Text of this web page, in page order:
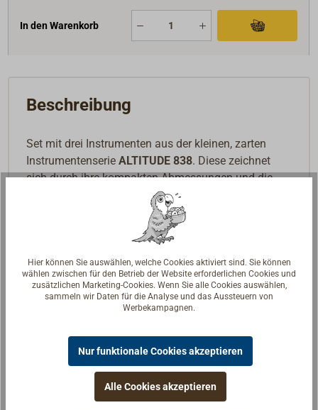
In den Warenkorb
Beschreibung
Set mit drei Instrumenten aus der kleinen, zarten
InstrumentenserieALTITUDE 838. Diese zeichnet
sich durch ihre kompakten Abmessungen und die
Die Gehäuse sind aus hochwertigem 0,5 mm dicken
Messingblech gefertigt. Die Oberfläche ist
hochglanzpoliert und zweifach lackiert. Das
Frontglas ist aus PMMA (Acrylglas).
Wählen Sie bei der Bestellung bitte aus, ob neben
oder Thermometer zum Set gehören soll:
3464-111 3er-Set mit Hygrometer
3464-112 3er-Set mit Thermometer
Hier können Sie auswählen, welche Cookies aktiviert sind. Sie können
wählen zwischen für den Betrieb der Website erforderlichen Cookies und
zusätzlichen Marketing-Cookies. Wenn Sie alle Cookies auswählen,
sammeln wir Daten für die Analyse und das Aussteuern von
Werbekampagnen.
Nur funktionale Cookies akzeptieren
Alle Cookies akzeptieren